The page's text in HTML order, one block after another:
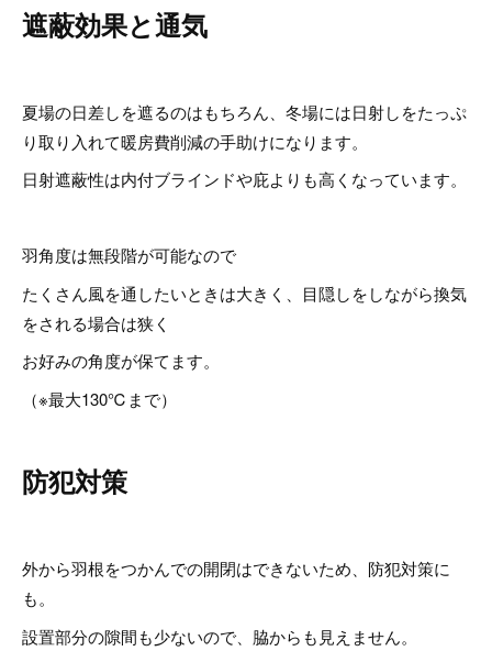
遮蔽効果と通気
夏場の日差しを遮るのはもちろん、冬場には日射しをたっぷ
り取り入れて暖房費削減の手助けになります。
日射遮蔽性は内付ブラインドや庇よりも高くなっています。
羽角度は無段階が可能なので
たくさん風を通したいときは大きく、目隠しをしながら換気
をされる場合は狭く
お好みの角度が保てます。
（※最大130℃まで）
防犯対策
外から羽根をつかんでの開閉はできないため、防犯対策に
も。
設置部分の隙間も少ないので、脇からも見えません。